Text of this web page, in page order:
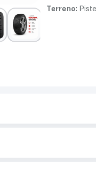
Terreno: